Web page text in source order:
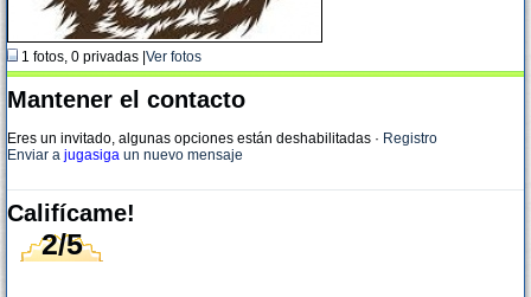
1 fotos, 0 privadas | Ver fotos
Mantener el contacto
Eres un invitado, algunas opciones están deshabilitadas · Registro
Enviar a jugasiga un nuevo mensaje
Califícame!
2/5